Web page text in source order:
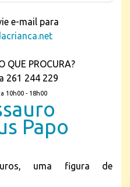
e-mail para
QUE PROCURA?
261 244 229
10h00 - 18h00
Papo
uma figura de